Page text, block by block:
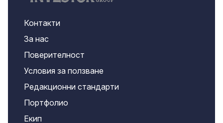
Контакти
За нас
Поверителност
Условия за ползване
Редакционни стандарти
Портфолио
Екип